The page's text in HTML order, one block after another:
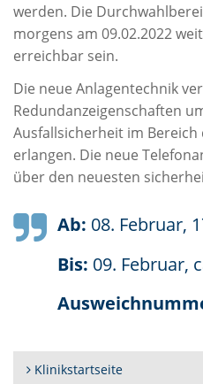
werden. Die
morgens am 09.02.2022
erreichbar sein.
Die neue Anlagentechnik
Redundanzeigenschaften
Ausfallsicherheit im
erlangen. Die neue
über den neuesten
Ab: 08. Februar,
Bis: 09. Februar,
Klinikstartseite